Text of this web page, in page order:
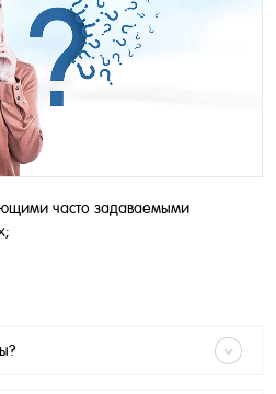
часто задаваемыми